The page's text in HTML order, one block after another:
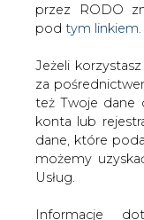
przez RODO
pod tym linkiem.
Jeżeli
za
też Twoje dane
konta lub
dane, które
możemy
Usług.
Informacje
Strona główna
Porsche
samochodów